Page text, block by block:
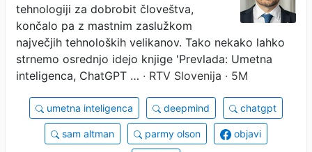
tehnologiji za dobrobit človeštva,
končalo pa z mastnim zaslužkom
največjih tehnoloških velikanov. Tako nekako lahko
strnemo osrednjo idejo knjige 'Prevlada: Umetna
inteligenca, ChatGPT … · RTV Slovenija · 5M
umetna inteligenca deepmind chatgpt
sam altman parmy olson objavi